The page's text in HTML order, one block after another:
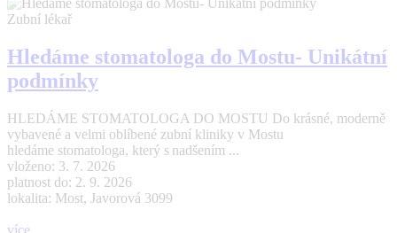
Zubní lékař
Hledáme stomatologa do Mostu- Unikátní
podmínky
HLEDÁME STOMATOLOGA DO MOSTU Do krásné, moderně
vybavené a velmi oblíbené zubní kliniky v Mostu
hledáme stomatologa, který s nadšením ...
vloženo: 3. 7. 2026
platnost do: 2. 9. 2026
lokalita: Most, Javorová 3099
více